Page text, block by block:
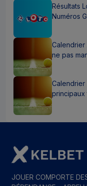
Résultats
Numéros
Calendrier
ne pas
Calendrier
principaux
JOUER COMPORTE